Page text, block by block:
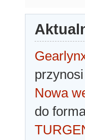
Nowa
do